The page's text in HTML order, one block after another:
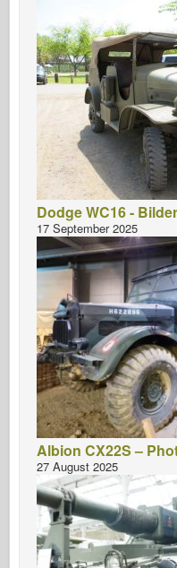
Dodge WC16 -
17 September 2025
Albion CX22S –
27 August 2025